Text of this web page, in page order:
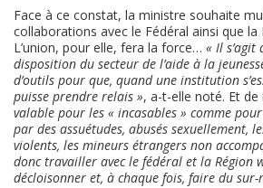
Face à ce constat, la ministre souhaite
collaborations avec le Fédéral ainsi que la
L’union, pour elle, fera la force… « Il
disposition du secteur de l’aide à la
d’outils pour que, quand une institution
puisse prendre relais », a-t-elle noté. Et
valable pour les « incasables » comme
par des assuétudes, abusés sexuellement,
violents, les mineurs étrangers non
donc travailler avec le fédéral et la Région
décloisonner et, à chaque fois, faire du sur-